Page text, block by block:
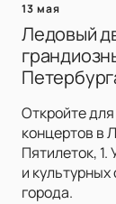
13 мая
Ледовый
Откройте
концертов в
Пятилеток,
и
города.